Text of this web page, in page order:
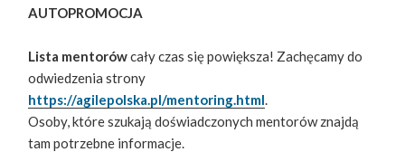
AUTOPROMOCJA
Lista mentorówcały czas się powiększa! Zachęcamy do
odwiedzenia strony
https://agilepolska.pl/mentoring.html
Osoby, które szukają doświadczonych mentorów znajdą
tam potrzebne informacje.